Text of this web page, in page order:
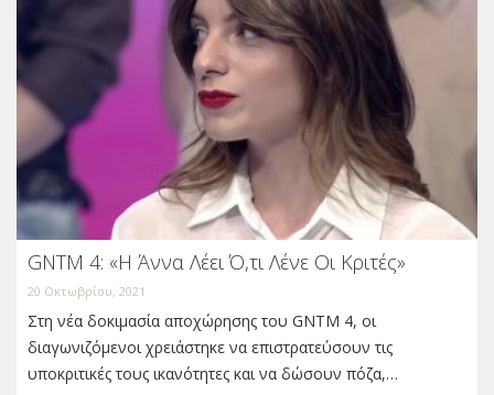
GNTM 4: «Η Άννα Λέει Ό,τι Λένε Οι Κριτές»
20 Οκτωβρίου, 2021
Στη νέα δοκιμασία αποχώρησης του GNTM 4, οι
διαγωνιζόμενοι χρειάστηκε να επιστρατεύσουν τις
υποκριτικές τους ικανότητες και να δώσουν πόζα,…